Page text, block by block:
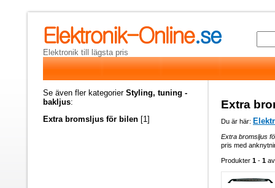
Elektronik till lägsta pris
Extra
Du är här:
Extra bromsljus
pris med
Produkter 1 - 1
Se även fler kategorier Styling, tuning -
bakljus:
Extra bromsljus för bilen [1]